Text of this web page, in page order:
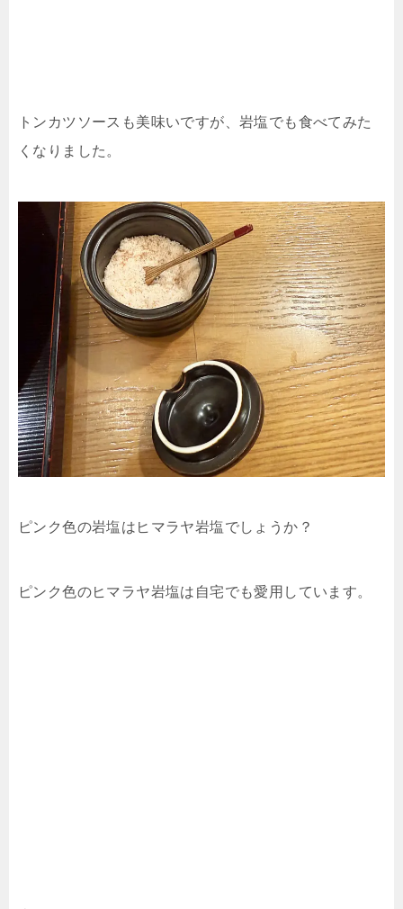
トンカツソースも美味いですが、岩塩でも食べてみた
くなりました。
ピンク色の岩塩はヒマラヤ岩塩でしょうか？
ピンク色のヒマラヤ岩塩は自宅でも愛用しています。